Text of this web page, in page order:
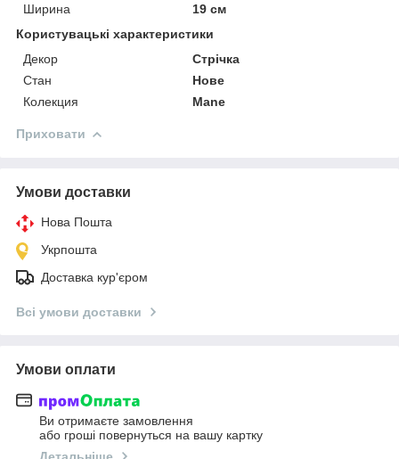
Ширина
19 см
Користувацькі характеристики
Декор
Стрічка
Стан
Нове
Колекция
Mane
Приховати
Умови доставки
Нова Пошта
Укрпошта
Доставка кур'єром
Всі умови доставки
Умови оплати
Ви отримаєте замовлення
або гроші повернуться на вашу картку